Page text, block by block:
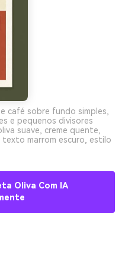
café sobre fundo simples,
e pequenos divisores
suave, creme quente,
marrom escuro, estilo
Oliva Com IA